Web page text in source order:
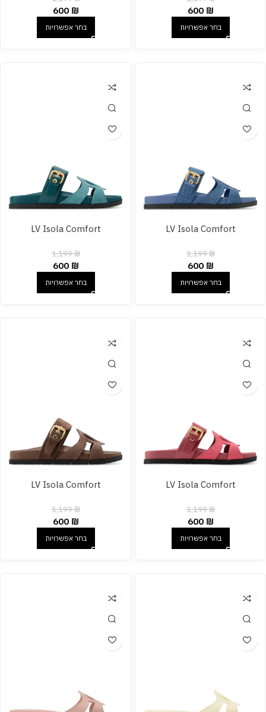
600 ₪
בחר אפשרויות
600 ₪
בחר אפשרויות
LV Isola Comfort
1,199₪
600 ₪
בחר אפשרויות
LV Isola Comfort
1,199₪
600 ₪
בחר אפשרויות
LV Isola Comfort
1,199₪
600 ₪
בחר אפשרויות
LV Isola Comfort
1,199₪
600 ₪
בחר אפשרויות